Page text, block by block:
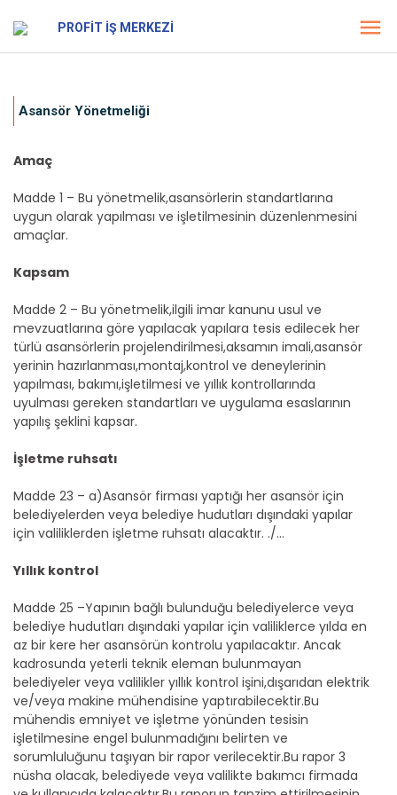
PROFİT İŞ MERKEZİ
Asansör Yönetmeliği
Amaç
Madde 1 – Bu yönetmelik,asansörlerin standartlarına
uygun olarak yapılması ve işletilmesinin düzenlenmesini
amaçlar.
Kapsam
Madde 2 – Bu yönetmelik,ilgili imar kanunu usul ve
mevzuatlarına göre yapılacak yapılara tesis edilecek her
türlü asansörlerin projelendirilmesi,aksamın imali,asansör
yerinin hazırlanması,montaj,kontrol ve deneylerinin
yapılması, bakımı,işletilmesi ve yıllık kontrollarında
uyulması gereken standartları ve uygulama esaslarının
yapılış şeklini kapsar.
İşletme ruhsatı
Madde 23 – a)Asansör firması yaptığı her asansör için
belediyelerden veya belediye hudutları dışındaki yapılar
için valiliklerden işletme ruhsatı alacaktır. ./...
Yıllık kontrol
Madde 25 –Yapının bağlı bulunduğu belediyelerce veya
belediye hudutları dışındaki yapılar için valiliklerce yılda en
az bir kere her asansörün kontrolu yapılacaktır. Ancak
kadrosunda yeterli teknik eleman bulunmayan
belediyeler veya valilikler yıllık kontrol işini,dışarıdan elektrik
ve/veya makine mühendisine yaptırabilecektir.Bu
mühendis emniyet ve işletme yönünden tesisin
işletilmesine engel bulunmadığını belirten ve
sorumluluğunu taşıyan bir rapor verilecektir.Bu rapor 3
nüsha olacak, belediyede veya valilikte bakımcı firmada